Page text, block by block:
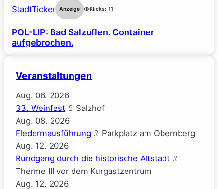
StadtTicker Anzeige Klicks: 11
POL-LIP: Bad Salzuflen. Container
aufgebrochen.
Veranstaltungen
Aug. 06. 2026
33. Weinfest
Salzhof
Aug. 08. 2026
Fledermausführung
Parkplatz am Obernberg
Aug. 12. 2026
Rundgang durch die historische Altstadt
Therme III vor dem Kurgastzentrum
Aug. 12. 2026